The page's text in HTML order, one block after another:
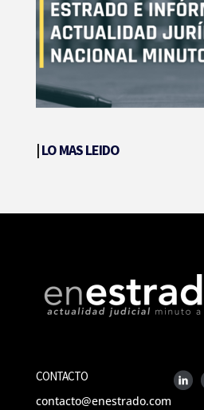
|LO MAS LEIDO
CONTACTO
contacto@enestrado.com